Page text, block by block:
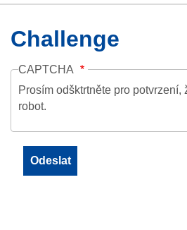
DomůKolekce
Prohlížení
Vyhledávání
O platformě
Nápověda
Kontakt
Challenge
CAPTCHA
Prosím odšktrtněte pro potvrzení,
robot.